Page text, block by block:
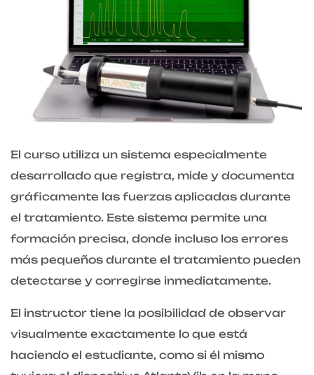
El curso utiliza un sistema especialmente
desarrollado que registra, mide y documenta
gráficamente las fuerzas aplicadas durante
el tratamiento. Este sistema permite una
formación precisa, donde incluso los errores
más pequeños durante el tratamiento pueden
detectarse y corregirse inmediatamente.
El instructor tiene la posibilidad de observar
visualmente exactamente lo que está
haciendo el estudiante, como si él mismo